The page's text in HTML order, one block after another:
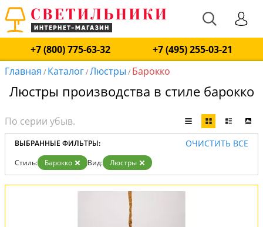
+7 (800) 775-63-32
+7 (495) 255-03-21
Главная / Каталог/Люстры / Барокко
Люстры производства в стиле барокко
ВЫБРАННЫЕ ФИЛЬТРЫ: ОЧИСТИТЬ ВСЕ
Стиль: Барокко Вид: Люстры